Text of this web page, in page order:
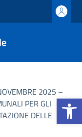
Apri la
2025 –
PER GLI
DELLE